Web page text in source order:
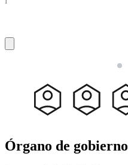
Órgano de gobierno